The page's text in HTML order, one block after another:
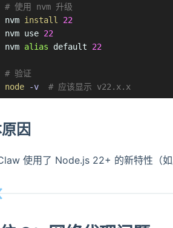
# 使用 nvm 升级
nvm install
22
nvm use 22
nvm alias default 22
# 验证
node
-v # 应该显示 v22.x.x
因
使用了 Node.js 22+ 的新特性（